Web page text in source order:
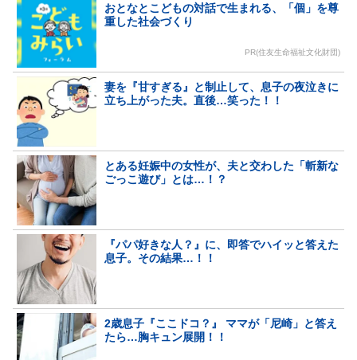
おとなとこどもの対話で生まれる、「個」を尊
重した社会づくり
PR(住友生命福祉文化財団)
妻を『甘すぎる』と制止して、息子の夜泣きに
立ち上がった夫。直後…笑った！！
とある妊娠中の女性が、夫と交わした「斬新な
ごっこ遊び」とは…！？
『パパ好きな人？』に、即答でハイッと答えた
息子。その結果…！！
2歳息子『ここドコ？』 ママが「尼崎」と答え
たら…胸キュン展開！！